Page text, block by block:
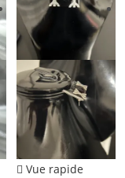
Vue rapide